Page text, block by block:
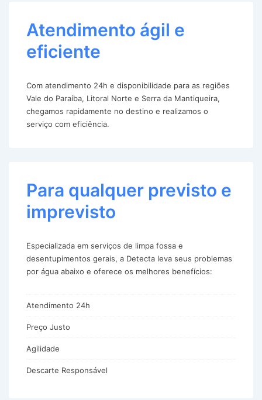
Atendimento ágil e
eficiente
Com atendimento 24h e disponibilidade para as regiões
Vale do Paraíba, Litoral Norte e Serra da Mantiqueira,
chegamos rapidamente no destino e realizamos o
serviço com eficiência.
Para qualquer previsto e
imprevisto
Especializada em serviços de limpa fossa e
desentupimentos gerais, a Detecta leva seus problemas
por água abaixo e oferece os melhores benefícios:
Atendimento 24h
Preço Justo
Agilidade
Descarte Responsável